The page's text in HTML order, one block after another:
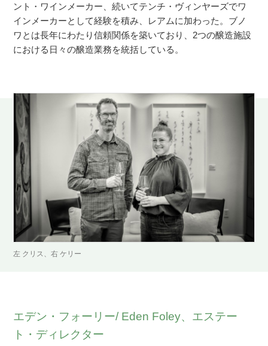
ント・ワインメーカー、続いてテンチ・ヴィンヤーズでワ
インメーカーとして経験を積み、レアムに加わった。ブノ
ワとは長年にわたり信頼関係を築いており、2つの醸造施設
における日々の醸造業務を統括している。
左 クリス、右 ケリー
エデン・フォーリー/ Eden Foley、エステー
ト・ディレクター